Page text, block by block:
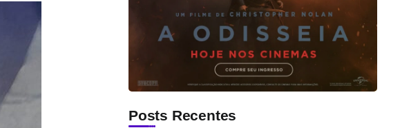
Posts Recentes